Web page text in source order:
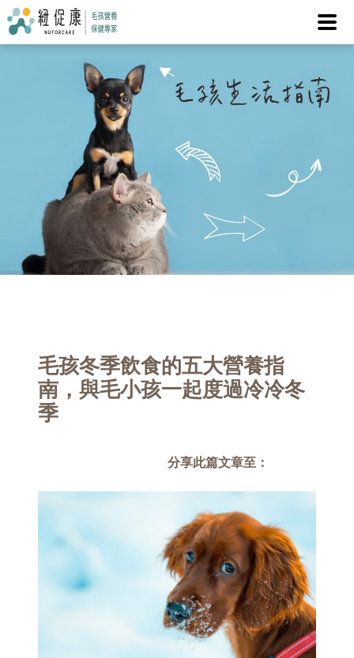
毛孩冬季飲食的五大營養指
南，與毛小孩一起度過冷冷冬
季
分享此篇文章至：